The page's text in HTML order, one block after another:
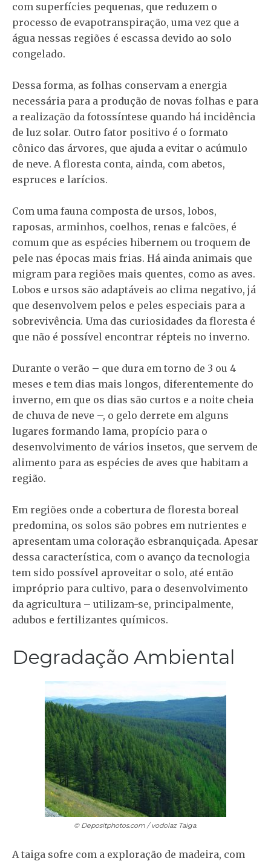
com superfícies pequenas, que reduzem o
processo de evapotranspiração, uma vez que a
água nessas regiões é escassa devido ao solo
congelado.
Dessa forma, as folhas conservam a energia
necessária para a produção de novas folhas e para
a realização da fotossíntese quando há incidência
de luz solar. Outro fator positivo é o formato
cônico das árvores, que ajuda a evitar o acúmulo
de neve. A floresta conta, ainda, com abetos,
espruces e larícios.
Com uma fauna composta de ursos, lobos,
raposas, arminhos, coelhos, renas e falcões, é
comum que as espécies hibernem ou troquem de
pele nas épocas mais frias. Há ainda animais que
migram para regiões mais quentes, como as aves.
Lobos e ursos são adaptáveis ao clima negativo, já
que desenvolvem pelos e peles especiais para a
sobrevivência. Uma das curiosidades da floresta é
que não é possível encontrar répteis no inverno.
Durante o verão – que dura em torno de 3 ou 4
meses e tem dias mais longos, diferentemente do
inverno, em que os dias são curtos e a noite cheia
de chuva de neve –, o gelo derrete em alguns
lugares formando lama, propício para o
desenvolvimento de vários insetos, que servem de
alimento para as espécies de aves que habitam a
região.
Em regiões onde a cobertura de floresta boreal
predomina, os solos são pobres em nutrientes e
apresentam uma coloração esbranquiçada. Apesar
dessa característica, com o avanço da tecnologia
tem sido possível aproveitar o solo, até então
impróprio para cultivo, para o desenvolvimento
da agricultura – utilizam-se, principalmente,
adubos e fertilizantes químicos.
Degradação Ambiental
© Depositphotos.com / vodolazTaiga.
A taiga sofre com a exploração de madeira, com